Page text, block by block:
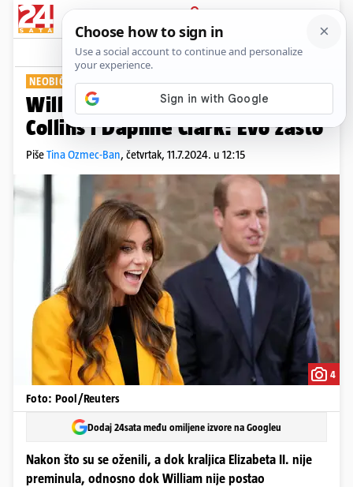
PRIJAVA
Show Komentari
NEOBIČNO...
Williama i Kate zvali su Danny
Collins i Daphne Clark: Evo zašto
PišeTina Ozmec-Ban, četvrtak, 11.7.2024. u 12:15
4
Foto: Pool/Reuters
Dodaj 24sata među omiljene izvore na Googleu
Nakon što su se oženili, a dok kraljica Elizabeta II. nije
preminula, odnosno dok William nije postao